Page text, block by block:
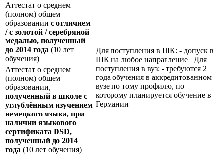
Аттестат о среднем
(полном) общем
образовании с отличием
/ с золотой / серебряной
медалью, полученный
до 2014 года (10 лет
обучения)
Для поступления в ШК: - допуск в
ШК на любое направление Для
поступления в вуз: - требуются 2
года обучения в аккредитованном
вузе по тому профилю, по
которому планируется обучение в
Германии
Аттестат о среднем
(полном) общем
образовании,
полученный в школе с
углублённым изучением
немецкого языка, при
наличии языкового
сертификата DSD,
полученный до 2014
года (10 лет обучения)